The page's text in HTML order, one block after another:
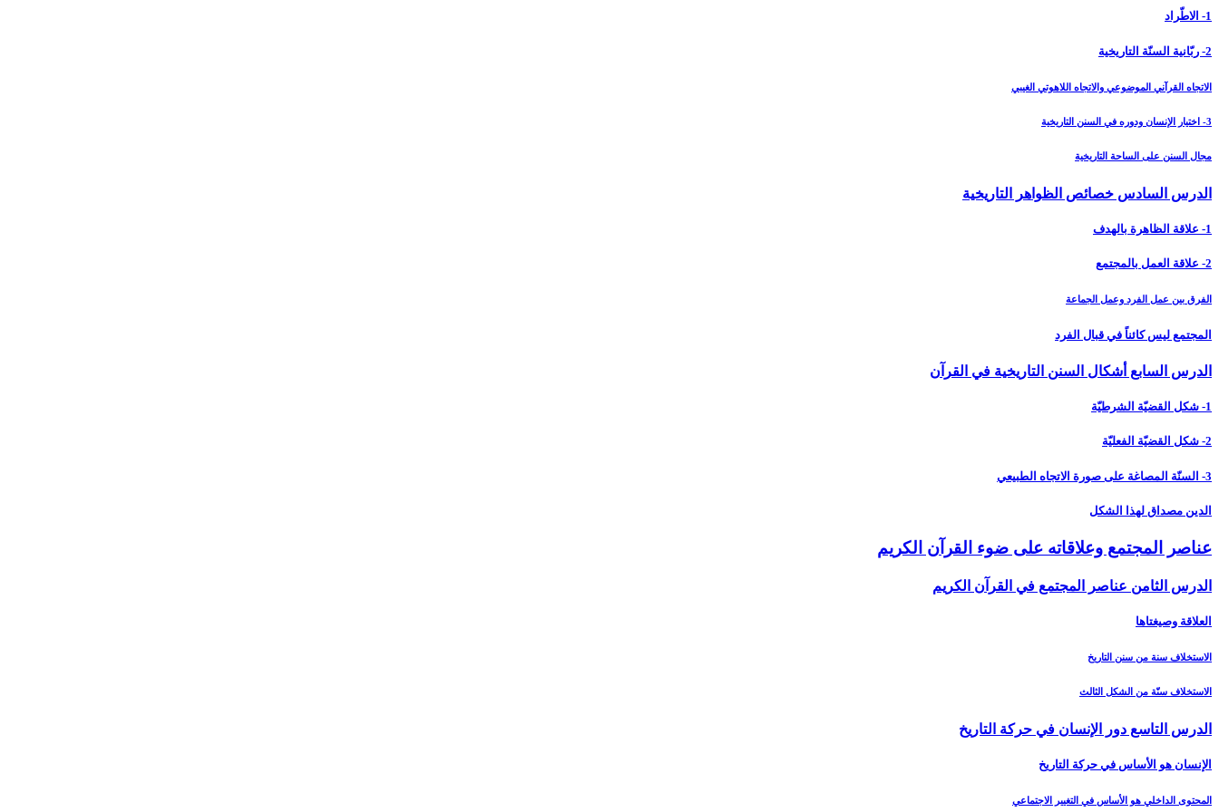
1- الاطّراد
2- ربّانية السنّة التاريخية
الاتجاه القرآني الموضوعي والاتجاه اللاهوتي الغيبي
3- اختيار الإنسان ودوره في السنن التاريخية
مجال السنن على الساحة التاريخية
الدرس السادس خصائص الظواهر التاريخية
1- علاقة الظاهرة بالهدف
2- علاقة العمل بالمجتمع
الفرق بين عمل الفرد وعمل الجماعة
المجتمع ليس كائناً في قبال الفرد
الدرس السابع أشكال السنن التاريخية في القرآن‏
1- شكل القضيّة الشرطيّة
2- شكل القضيّة الفعليّة
3- السنّة المصاغة على صورة الاتجاه الطبيعي
الدين مصداق لهذا الشكل
عناصر المجتمع وعلاقاته على ضوء القرآن الكريم‏
الدرس الثامن عناصر المجتمع في القرآن الكريم‏
العلاقة وصيغتاها
الاستخلاف سنة من سنن التاريخ
الاستخلاف سنّة من الشكل الثالث
الدرس التاسع دور الإنسان في حركة التاريخ‏
الإنسان هو الأساس في حركة التاريخ
المحتوى الداخلي هو الأساس في التغيير الاجتماعي